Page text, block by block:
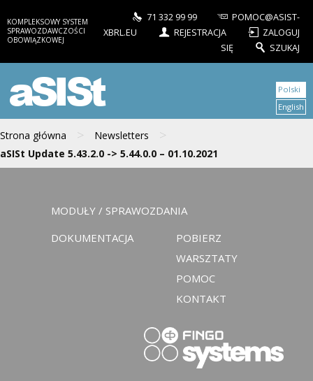
KOMPLEKSOWY SYSTEM
SPRAWOZDAWCZOŚCI
OBOWIĄZKOWEJ
71 332 99 99
POMOC@ASIST-
XBRL.EU
REJESTRACJA
ZALOGUJ
SIĘ
SZUKAJ
aSISt
Strona główna > Newsletters >
aSISt Update 5.43.2.0 -> 5.44.0.0 – 01.10.2021
Polski
English
MODUŁY / SPRAWOZDANIA
DOKUMENTACJA
POBIERZ
WARSZTATY
POMOC
KONTAKT